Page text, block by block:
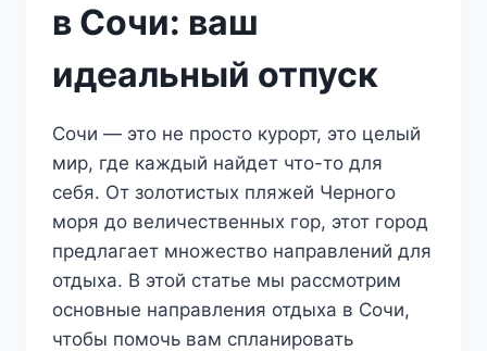
в Сочи: ваш
идеальный отпуск
Сочи — это не просто курорт, это целый
мир, где каждый найдет что-то для
себя. От золотистых пляжей Черного
моря до величественных гор, этот город
предлагает множество направлений для
отдыха. В этой статье мы рассмотрим
основные направления отдыха в Сочи,
чтобы помочь вам спланировать